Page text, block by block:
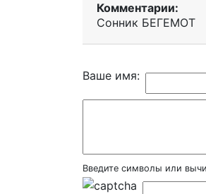
Комментарии:
Сонник БЕГЕМОТ
Ваше имя:
Введите символы или